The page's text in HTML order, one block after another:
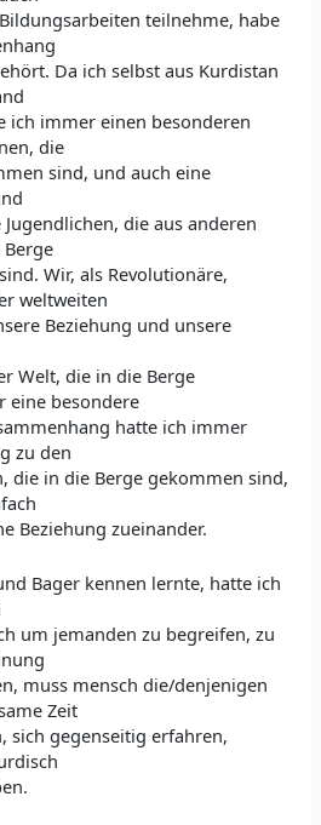
teilnehme, habe
Da ich selbst aus Kurdistan
ich immer einen besonderen
die
sind, und auch eine
die aus anderen
Wir, als Revolutionäre,
weltweiten
Beziehung und unsere
Welt, die in die Berge
eine besondere
hatte ich immer
zu den
die in die Berge gekommen sind,
Beziehung zueinander.
Bager kennen lernte, hatte ich
um jemanden zu begreifen, zu
muss mensch die/denjenigen
Zeit
sich gegenseitig erfahren,